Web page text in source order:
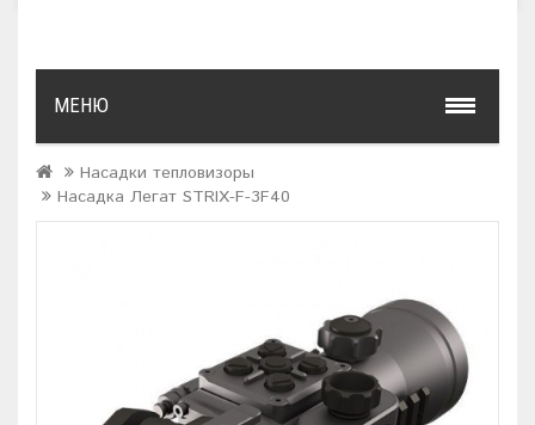
МЕНЮ
Насадки тепловизоры
Насадка Легат STRIX-F-3F40